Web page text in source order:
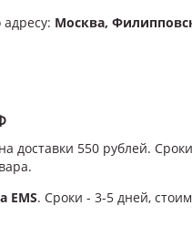
Москва,
доставки 550 рублей.
EMS. Сроки - 3-5 дней,